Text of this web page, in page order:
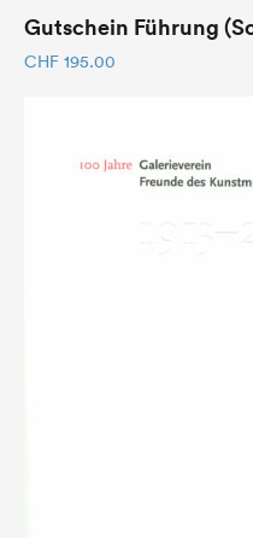
Gutschein Führung
CHF 195.00